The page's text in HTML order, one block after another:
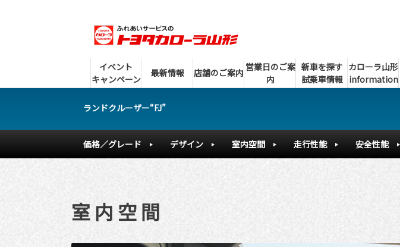
イベント
キャンペーン
最新情報 店舗のご案内 営業日のご案
内
新車を探す
試乗車情報
カローラ山形
information
ランドクルーザー“FJ”
価格／グレード デザイン 室内空間 走行性能 安全性能
室 内 空 間